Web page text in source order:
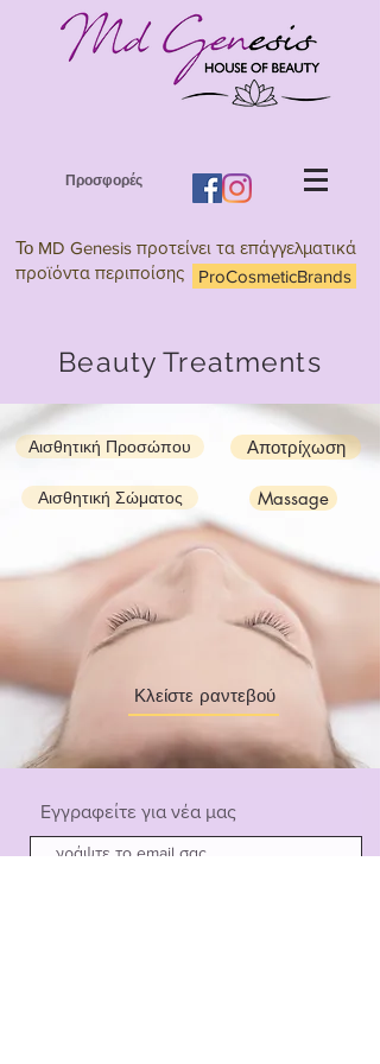
Προσφορές
Το MD Genesis προτείνει τα επάγγελματικά
προϊόντα περιποίσης
ProCosmeticBrands
Beauty Treatments
Αισθητική Προσώπου
Αισθητική Σώματος
Αποτρίχωση
Massage
Κλείστε ραντεβού
Εγγραφείτε για νέα μας